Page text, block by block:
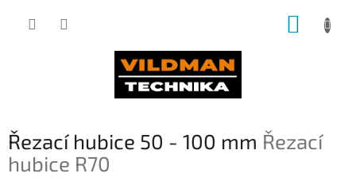
Řezací hubice 50 - 100 mm Řezací
hubice R70